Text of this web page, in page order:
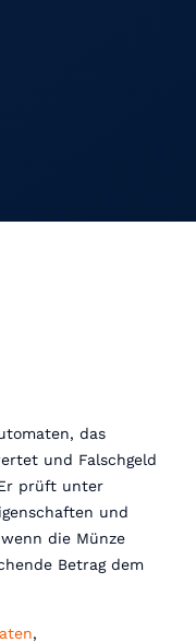
das
und Falschgeld
prüft unter
und
die Münze
Betrag dem
,